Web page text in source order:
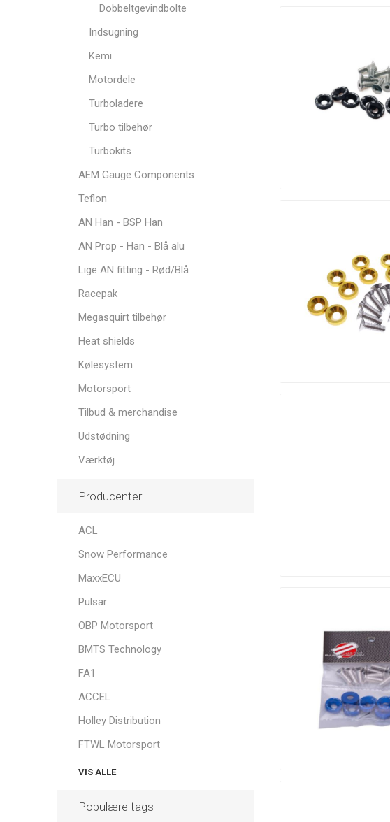
Nuke
Motorsport
Performance
Deka
Tafmet
Torque
Solution
Valeo
ZRP
Dobbeltgevindbolte
Indsugning
Kemi
Motordele
Turboladere
Turbo tilbehør
Turbokits
AEM Gauge Components
Teflon
AN Han - BSP Han
AN Prop - Han - Blå alu
Lige AN fitting - Rød/Blå
Racepak
Megasquirt tilbehør
Heat shields
Kølesystem
Motorsport
Tilbud & merchandise
Udstødning
Værktøj
Producenter
ACL
Snow Performance
MaxxECU
Pulsar
OBP Motorsport
BMTS Technology
FA1
ACCEL
Holley Distribution
FTWL Motorsport
VIS ALLE
Populære tags